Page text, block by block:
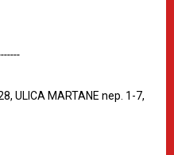
ULICA MARTANE nep. 1-7,